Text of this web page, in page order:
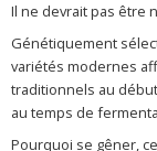
Il ne devrait pas être
Génétiquement
variétés modernes
traditionnels au
au temps de
Pourquoi se gêner,